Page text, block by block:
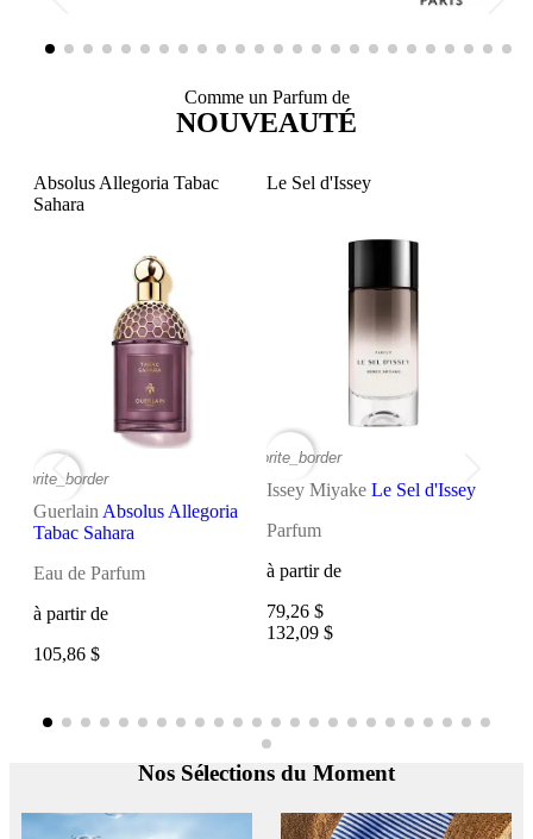
Comme un Parfum de
NOUVEAUTÉ
Absolus Allegoria Tabac
Sahara
favorite_border
Guerlain Absolus Allegoria
Tabac Sahara
Eau de Parfum
à partir de
105,86 $
Le Sel d'Issey
favorite_border
Issey Miyake Le Sel d'Issey
Parfum
à partir de
79,26 $
132,09 $
Nos Sélections du Moment